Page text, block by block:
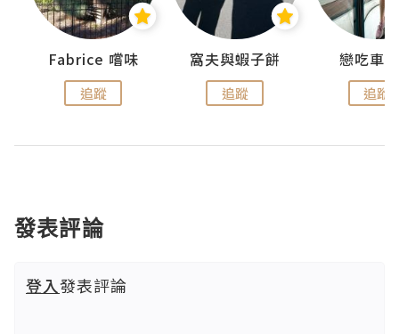
Fabrice 嚐味
追蹤
窩夫與蝦子餅
追蹤
戀吃車
追蹤
發表評論
登入發表評論